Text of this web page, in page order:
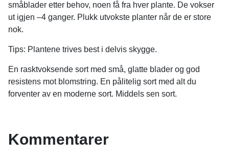
småblader etter behov, noen få fra hver plante. De vokser
ut igjen –4 ganger. Plukk utvokste planter når de er store
nok.
Tips: Plantene trives best i delvis skygge.
En rasktvoksende sort med små, glatte blader og god
resistens mot blomstring. En pålitelig sort med alt du
forventer av en moderne sort. Middels sen sort.
Kommentarer